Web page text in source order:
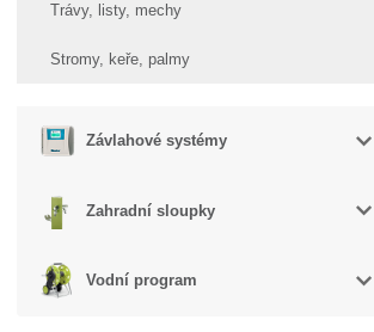
Trávy, listy, mechy
Stromy, keře, palmy
Závlahové systémy
Zahradní sloupky
Vodní program